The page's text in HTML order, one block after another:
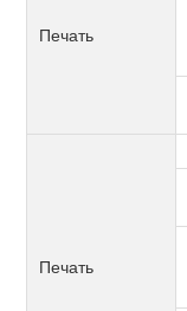
Печать
Печать